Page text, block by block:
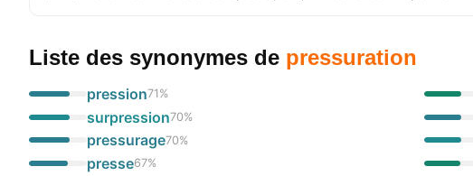
Liste des synonymes de pressuration
pression71 %
surpression70%
pressurage70%
presse67%